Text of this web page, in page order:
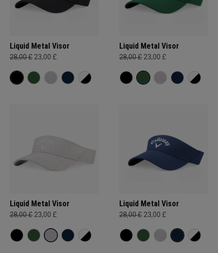
Liquid Metal Visor
28,00 £ 23,00 £
Liquid Metal Visor
28,00 £ 23,00 £
Liquid Metal Visor
28,00 £ 23,00 £
Liquid Metal Visor
28,00 £ 23,00 £